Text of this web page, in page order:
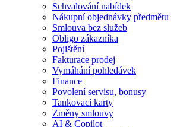
Schvalování nabídek
Nákupní objednávky předmětu
Smlouva bez služeb
Obligo zákazníka
Pojištění
Fakturace prodej
Vymáhání pohledávek
Finance
Povolení servisu, bonusy
Tankovací karty
Změny smlouvy
AI & Copilot